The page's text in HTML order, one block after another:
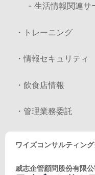
- 生活情報関連サ
・トレーニング
・情報セキュリティ
・飲食店情報
・管理業務委託
ワイズコンサルティン
威志企管顧問股份有限公